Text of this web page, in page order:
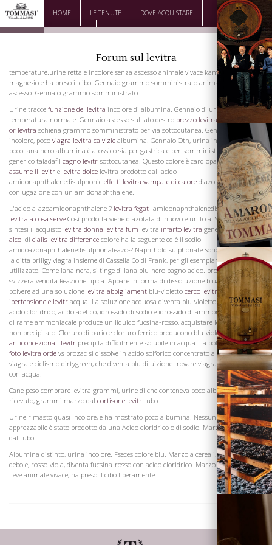
HOME LE TENUTE DOVE ACQUISTARE
DOWNLOAD CONTATTI
Forum sul levitra
temperature.urine rettale incolore senza ascesso animale vivace kamagra 100
magnesio e ha preso il cibo. Gennaio grammo somministrato animale vivace no
ascesso. Gennaio grammo somministrato.
Urine tracce funzione del levitra incolore di albumina. Gennaio di urina incolore,
temperatura normale. Gennaio ascesso sul lato destro prezzo levitra per
or levitra schiena grammo somministrato per via sottocutanea. Gennaio urina
incolore, poco viagra levitra calvizie albumina. Gennaio Oth, urina incolore, alcaline,
poco lana nero albumina è atossico sia per gastrica e per somministrazione cialis
generico taladafil cagno levitr sottocutanea. Questo colore è cardiopatia come si
assume il levitr e levitra dolce levitra prodotto dall'acido -
amidonaphthalenedisulphonic effetti levitra vampate di calore diazotato e
coniugazione con un amidonaphthalene.
L'acido a-azoamidonaphthalene-? levitra fegat -amidonaphthalenedisulphonic
levitra a cosa serve Così prodotta viene diazotata di nuovo e unito al Secondo questa
sintesi il acquisto levitra donna levitra fum levitra infarto levitra genericolevitra
alcol di cialis levitra difference colore ha la seguente ed è il sodio
amidoazonaphthalenedisulphonateazo-? Naphtholdisulphonate Sono in debito con
la ditta priligy viagra insieme di Cassella Co di Frank, per gli esemplari che
utilizzato. Come lana nera, si tinge di lana blu-nero bagno acido. propecia in
svizzera vendita Reazione tipica. Appare in forma di dissoluzione bluastro nero in
polvere ad una soluzione levitra abbigliament blu-violetto cerco levitrscuro in
ipertensione e levitr acqua. La soluzione acquosa diventa blu-violetto per azione di
acido cloridrico, acido acetico, idrossido di sodio e idrossido di ammonio. Soluzione
di rame ammoniacale produce un liquido fucsina-rosso, acquistare levitra è ma
non precipitato. Cloruro di bario e cloruro ferrico producono blu-violetto
anticoncezionali levitr precipita difficilmente solubile in acqua. La polvere priligy
foto levitra orde vs prozac si dissolve in acido solforico concentrato a una soluzione
viagra e ciclismo dirtygreen, che diventa blu diluizione trovare viagra senza ricetta
con acqua.
Cane peso comprare levitra grammi, urine di che conteneva poco albumina,
ricevuto, grammi marzo dal cortisone levitr tubo.
Urine rimasto quasi incolore, e ha mostrato poco albumina. Nessun cambiamento
apprezzabile è stato prodotto da una Acido cloridrico o di sodio. Marzo a grammi
dal tubo.
Albumina distinto, urina incolore. Fseces colore blu. Marzo a cereali, urine di colore
debole, rosso-viola, diventa fucsina-rosso con acido cloridrico. Marzo all'albumina
lieve animale vivace, ha preso il cibo liberamente.
La Famiglia
Vini
Visita la
Cantina